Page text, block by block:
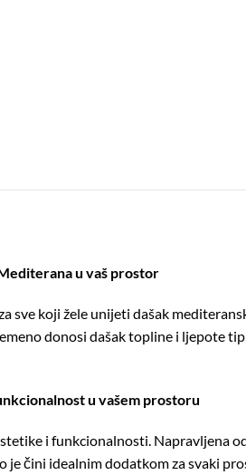
u vaš prostor
sve koji žele unijeti dašak
donosi dašak topline i ljepote
u vašem prostoru
i funkcionalnosti. Napravljena
je čini idealnim dodatkom za svaki